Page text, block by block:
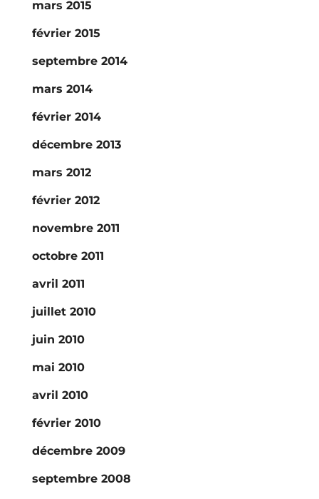
mars 2015
février 2015
septembre 2014
mars 2014
février 2014
décembre 2013
mars 2012
février 2012
novembre 2011
octobre 2011
avril 2011
juillet 2010
juin 2010
mai 2010
avril 2010
février 2010
décembre 2009
septembre 2008